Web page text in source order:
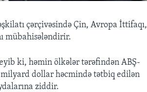
çərçivəsində Çin, Avropa İttifaqı,
mübahisələndirir.
ki, həmin ölkələr tərəfindən ABŞ-
dollar həcmində tətbiq edilən
ziddir.